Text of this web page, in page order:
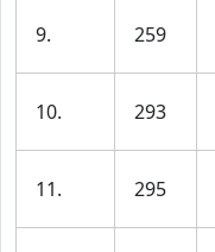
9. 259
10. 293
11. 295